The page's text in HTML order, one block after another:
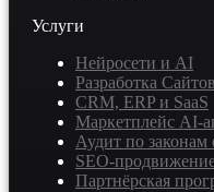
Услуги
Нейросети и AI
Разработка Сайтов
CRM, ERP и SaaS
Маркетплейс AI-
Аудит по
SEO-
Партнёрская